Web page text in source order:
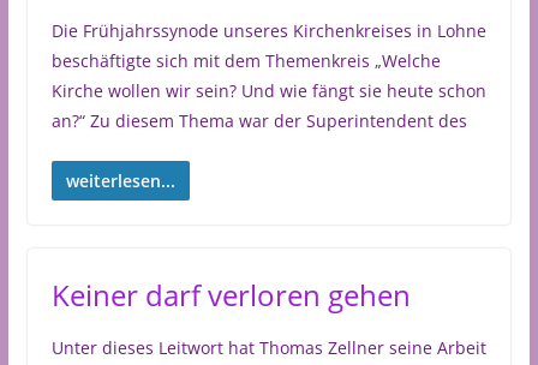
Die Frühjahrssynode unseres Kirchenkreises in Lohne
beschäftigte sich mit dem Themenkreis „Welche
Kirche wollen wir sein? Und wie fängt sie heute schon
an?“ Zu diesem Thema war der Superintendent des
weiterlesen...
Keiner darf verloren gehen
Unter dieses Leitwort hat Thomas Zellner seine Arbeit